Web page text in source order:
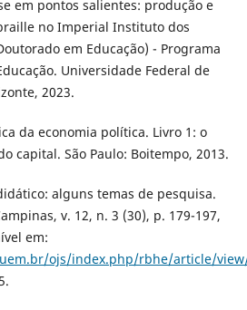
em pontos salientes: produção e
no Imperial Instituto dos
em Educação) - Programa
Universidade Federal de
2023.
da economia política. Livro 1: o
capital. São Paulo: Boitempo, 2013.
alguns temas de pesquisa.
v. 12, n. 3 (30), p. 179-197,
em:
ojs/index.php/rbhe/article/